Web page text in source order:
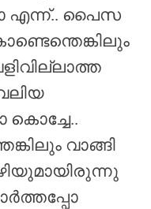
പൈസ
വാങ്ങി